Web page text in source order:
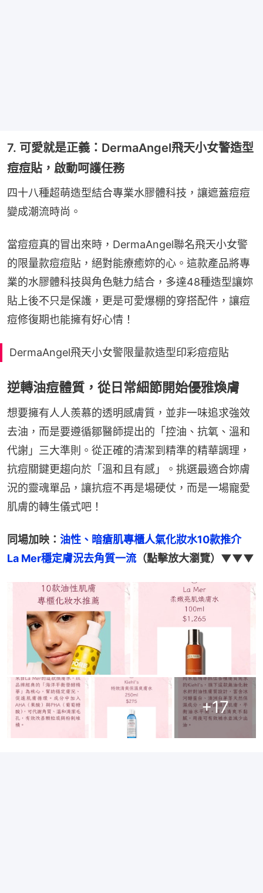
7. 可愛就是正義：DermaAngel飛天小女警造型
痘痘貼，啟動呵護任務
四十八種超萌造型結合專業水膠體科技，讓遮蓋痘痘
變成潮流時尚。
當痘痘真的冒出來時，DermaAngel聯名飛天小女警
的限量款痘痘貼，絕對能療癒妳的心。這款產品將專
業的水膠體科技與角色魅力結合，多達48種造型讓妳
貼上後不只是保護，更是可愛爆棚的穿搭配件，讓痘
痘修復期也能擁有好心情！
DermaAngel飛天小女警限量款造型印彩痘痘貼
逆轉油痘體質，從日常細節開始優雅煥膚
想要擁有人人羨慕的透明感膚質，並非一味追求強效
去油，而是要遵循鄒醫師提出的「控油、抗氧、溫和
代謝」三大準則。從正確的清潔到精準的精華調理，
抗痘關鍵更趨向於「溫和且有感」。挑選最適合妳膚
況的靈魂單品，讓抗痘不再是場硬仗，而是一場寵愛
肌膚的轉生儀式吧！
同場加映： 油性、暗瘡肌專櫃人氣化妝水10款推介
La Mer穩定膚況去角質一流 （點擊放大瀏覽）▼▼▼
+17